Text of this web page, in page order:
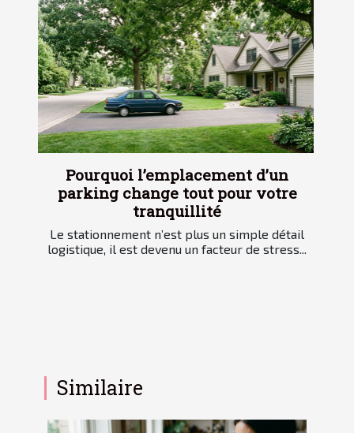
Pourquoi l’emplacement d’un
parking change tout pour votre
tranquillité
Le stationnement n’est plus un simple détail
logistique, il est devenu un facteur de stress...
Similaire